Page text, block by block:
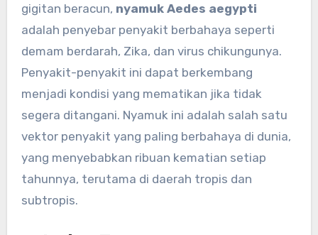
gigitan beracun, nyamuk Aedes aegypti
adalah penyebar penyakit berbahaya seperti
demam berdarah, Zika, dan virus chikungunya.
Penyakit-penyakit ini dapat berkembang
menjadi kondisi yang mematikan jika tidak
segera ditangani. Nyamuk ini adalah salah satu
vektor penyakit yang paling berbahaya di dunia,
yang menyebabkan ribuan kematian setiap
tahunnya, terutama di daerah tropis dan
subtropis.